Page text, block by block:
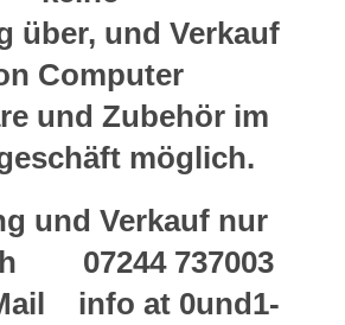
über, und Verkauf
Computer
und Zubehör im
möglich.
und Verkauf nur
07244 737003
info at 0und1-